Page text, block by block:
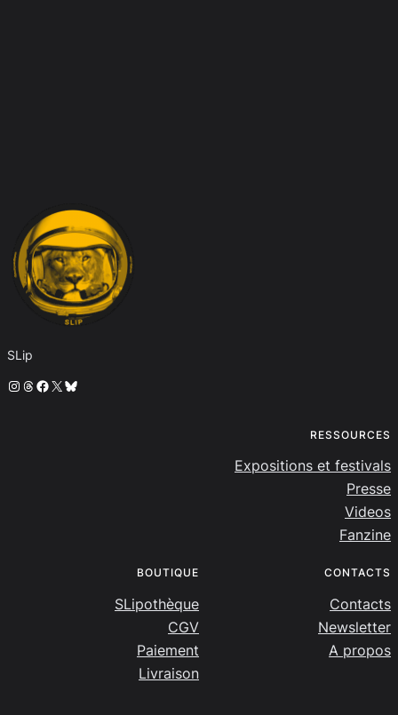
SLip
Instagram
Threads
Facebook
X Bluesky
RESSOURCES
Expositions et festivals
Presse
Videos
Fanzine
BOUTIQUE
SLipothèque
CGV
Paiement
Livraison
CONTACTS
Contacts
Newsletter
A propos